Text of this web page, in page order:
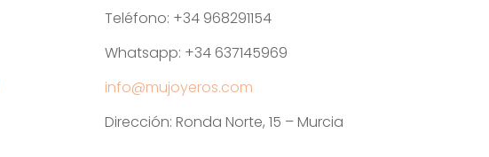
Teléfono: +34 968291154
Whatsapp: +34 637145969
info@mujoyeros.com
Dirección: Ronda Norte, 15 – Murcia